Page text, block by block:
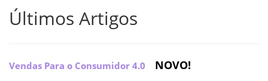
Últimos Artigos
Vendas Para o Consumidor 4.0 NOVO!